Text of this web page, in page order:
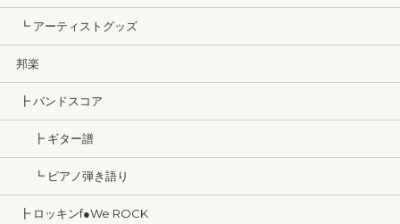
┗ アーティストグッズ
邦楽
┣ バンドスコア
┣ ギター譜
┗ ピアノ弾き語り
┣ ロッキンf●We ROCK